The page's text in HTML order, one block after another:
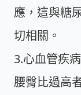
應，這與糖
切相關。
3.心血管疾病
腰臀比過高